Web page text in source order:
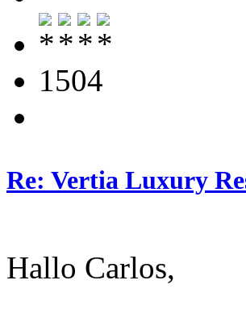
1504
Re: Vertia Luxury
Hallo Carlos,